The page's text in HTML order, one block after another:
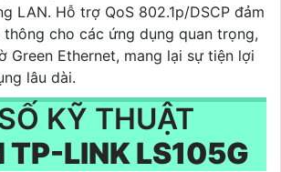
LAN. Hỗ trợ QoS 802.1p/DSCP đảm
cho các ứng dụng quan trọng,
Green Ethernet, mang lại sự tiện lợi
lâu dài.
KỸ THUẬT
TP-LINK LS105G